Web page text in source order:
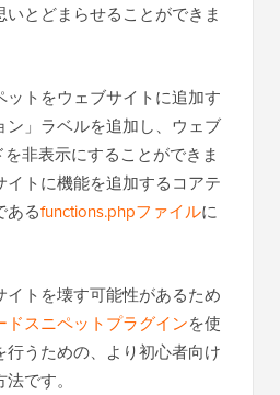
とどまらせることができま
ットをウェブサイトに追加す
ン」ラベルを追加し、ウェブ
非表示にすることができま
トに機能を追加するコアテ
あるfunctions.phpファイルに
イトを壊す可能性があるため
ドスニペットプラグインを使
行うための、より初心者向け
です。